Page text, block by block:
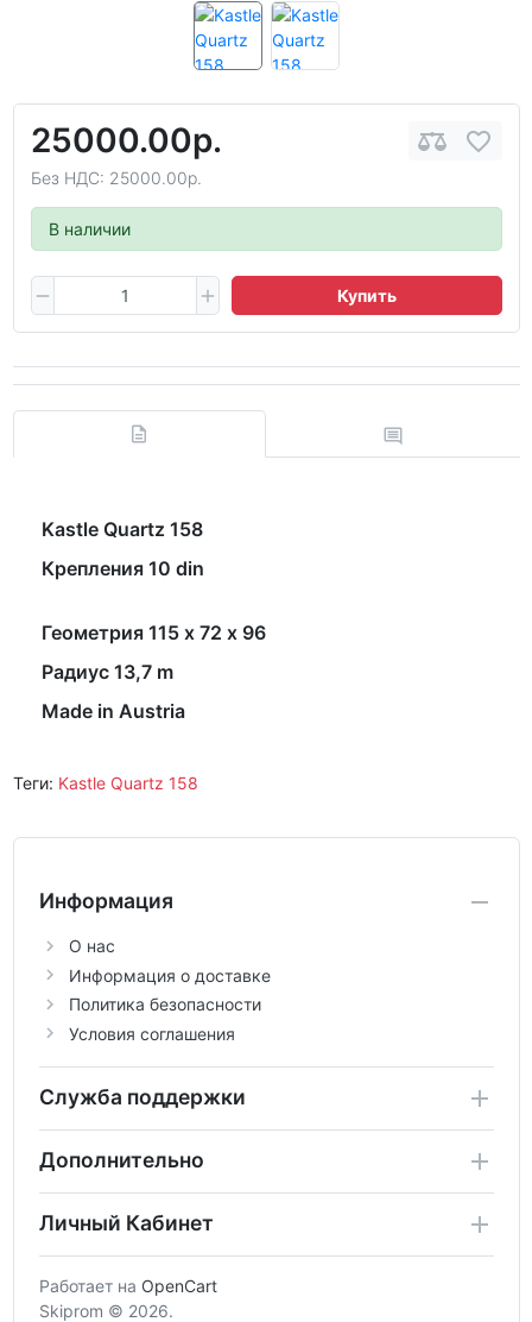
25000.00р.
Без НДС: 25000.00р.
В наличии
Купить
Kastle Quartz 158
Крепления 10 din
Геометрия 115 х 72 х 96
Радиус 13,7 m
Made in Austria
Теги: Kastle Quartz 158
Информация
О нас
Информация о доставке
Политика безопасности
Условия соглашения
Служба поддержки
Дополнительно
Личный Кабинет
Работает на OpenCart
Skiprom © 2026.